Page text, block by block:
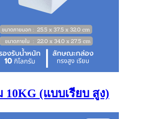
10KG (แบบเรียบ สูง)